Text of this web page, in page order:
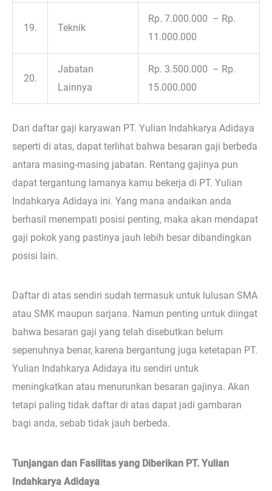
19. Teknik
Rp. 7.000.000 – Rp.
11.000.000
20.
Jabatan
Lainnya
Rp. 3.500.000 – Rp.
15.000.000
Dari daftar gaji karyawan PT. Yulian Indahkarya Adidaya
seperti di atas, dapat terlihat bahwa besaran gaji berbeda
antara masing-masing jabatan. Rentang gajinya pun
dapat tergantung lamanya kamu bekerja di PT. Yulian
Indahkarya Adidaya ini. Yang mana andaikan anda
berhasil menempati posisi penting, maka akan mendapat
gaji pokok yang pastinya jauh lebih besar dibandingkan
posisi lain.
Daftar di atas sendiri sudah termasuk untuk lulusan SMA
atau SMK maupun sarjana. Namun penting untuk diingat
bahwa besaran gaji yang telah disebutkan belum
sepenuhnya benar, karena bergantung juga ketetapan PT.
Yulian Indahkarya Adidaya itu sendiri untuk
meningkatkan atau menurunkan besaran gajinya. Akan
tetapi paling tidak daftar di atas dapat jadi gambaran
bagi anda, sebab tidak jauh berbeda.
Tunjangan dan Fasilitas yang Diberikan PT. Yulian
Indahkarya Adidaya